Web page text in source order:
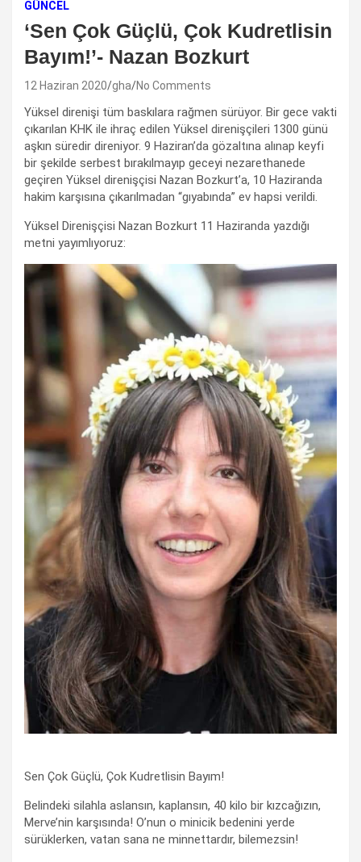
GÜNCEL
‘Sen Çok Güçlü, Çok Kudretlisin
Bayım!’- Nazan Bozkurt
12 Haziran 2020 gha No Comments
Yüksel direnişi tüm baskılara rağmen sürüyor. Bir gece vakti
çıkarılan KHK ile ihraç edilen Yüksel direnişçileri 1300 günü
aşkın süredir direniyor. 9 Haziran’da gözaltına alınap keyfi
bir şekilde serbest bırakılmayıp geceyi nezarethanede
geçiren Yüksel direnişçisi Nazan Bozkurt’a, 10 Haziranda
hakim karşısına çıkarılmadan “gıyabında” ev hapsi verildi.
Yüksel Direnişçisi Nazan Bozkurt 11 Haziranda yazdığı
metni yayımlıyoruz:
Sen Çok Güçlü, Çok Kudretlisin Bayım!
Belindeki silahla aslansın, kaplansın, 40 kilo bir kızcağızın,
Merve’nin karşısında! O’nun o minicik bedenini yerde
sürüklerken, vatan sana ne minnettardır, bilemezsin!